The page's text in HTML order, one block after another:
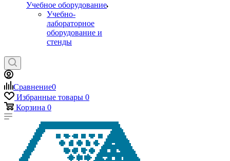
Учебное оборудование
Учебно-
лабораторное
оборудование и
стенды
Сравнение0
Избранные товары 0
Корзина 0